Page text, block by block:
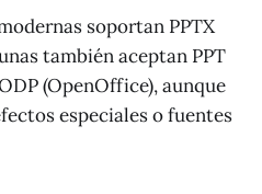
soportan PPTX
también aceptan PPT
(OpenOffice), aunque
especiales o fuentes